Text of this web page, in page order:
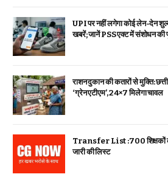
UPI पर नहीं लगेगा कोई लेन-देन
खबरें; जानें PSS एक्ट में संशोधन की
राशन दुकान की कतारों से मुक्ति:
‘ग्रेन एटीएम’, 24×7 मिलेगा चावल
Transfer List :700 शिक्षकों का
जारी की लिस्ट